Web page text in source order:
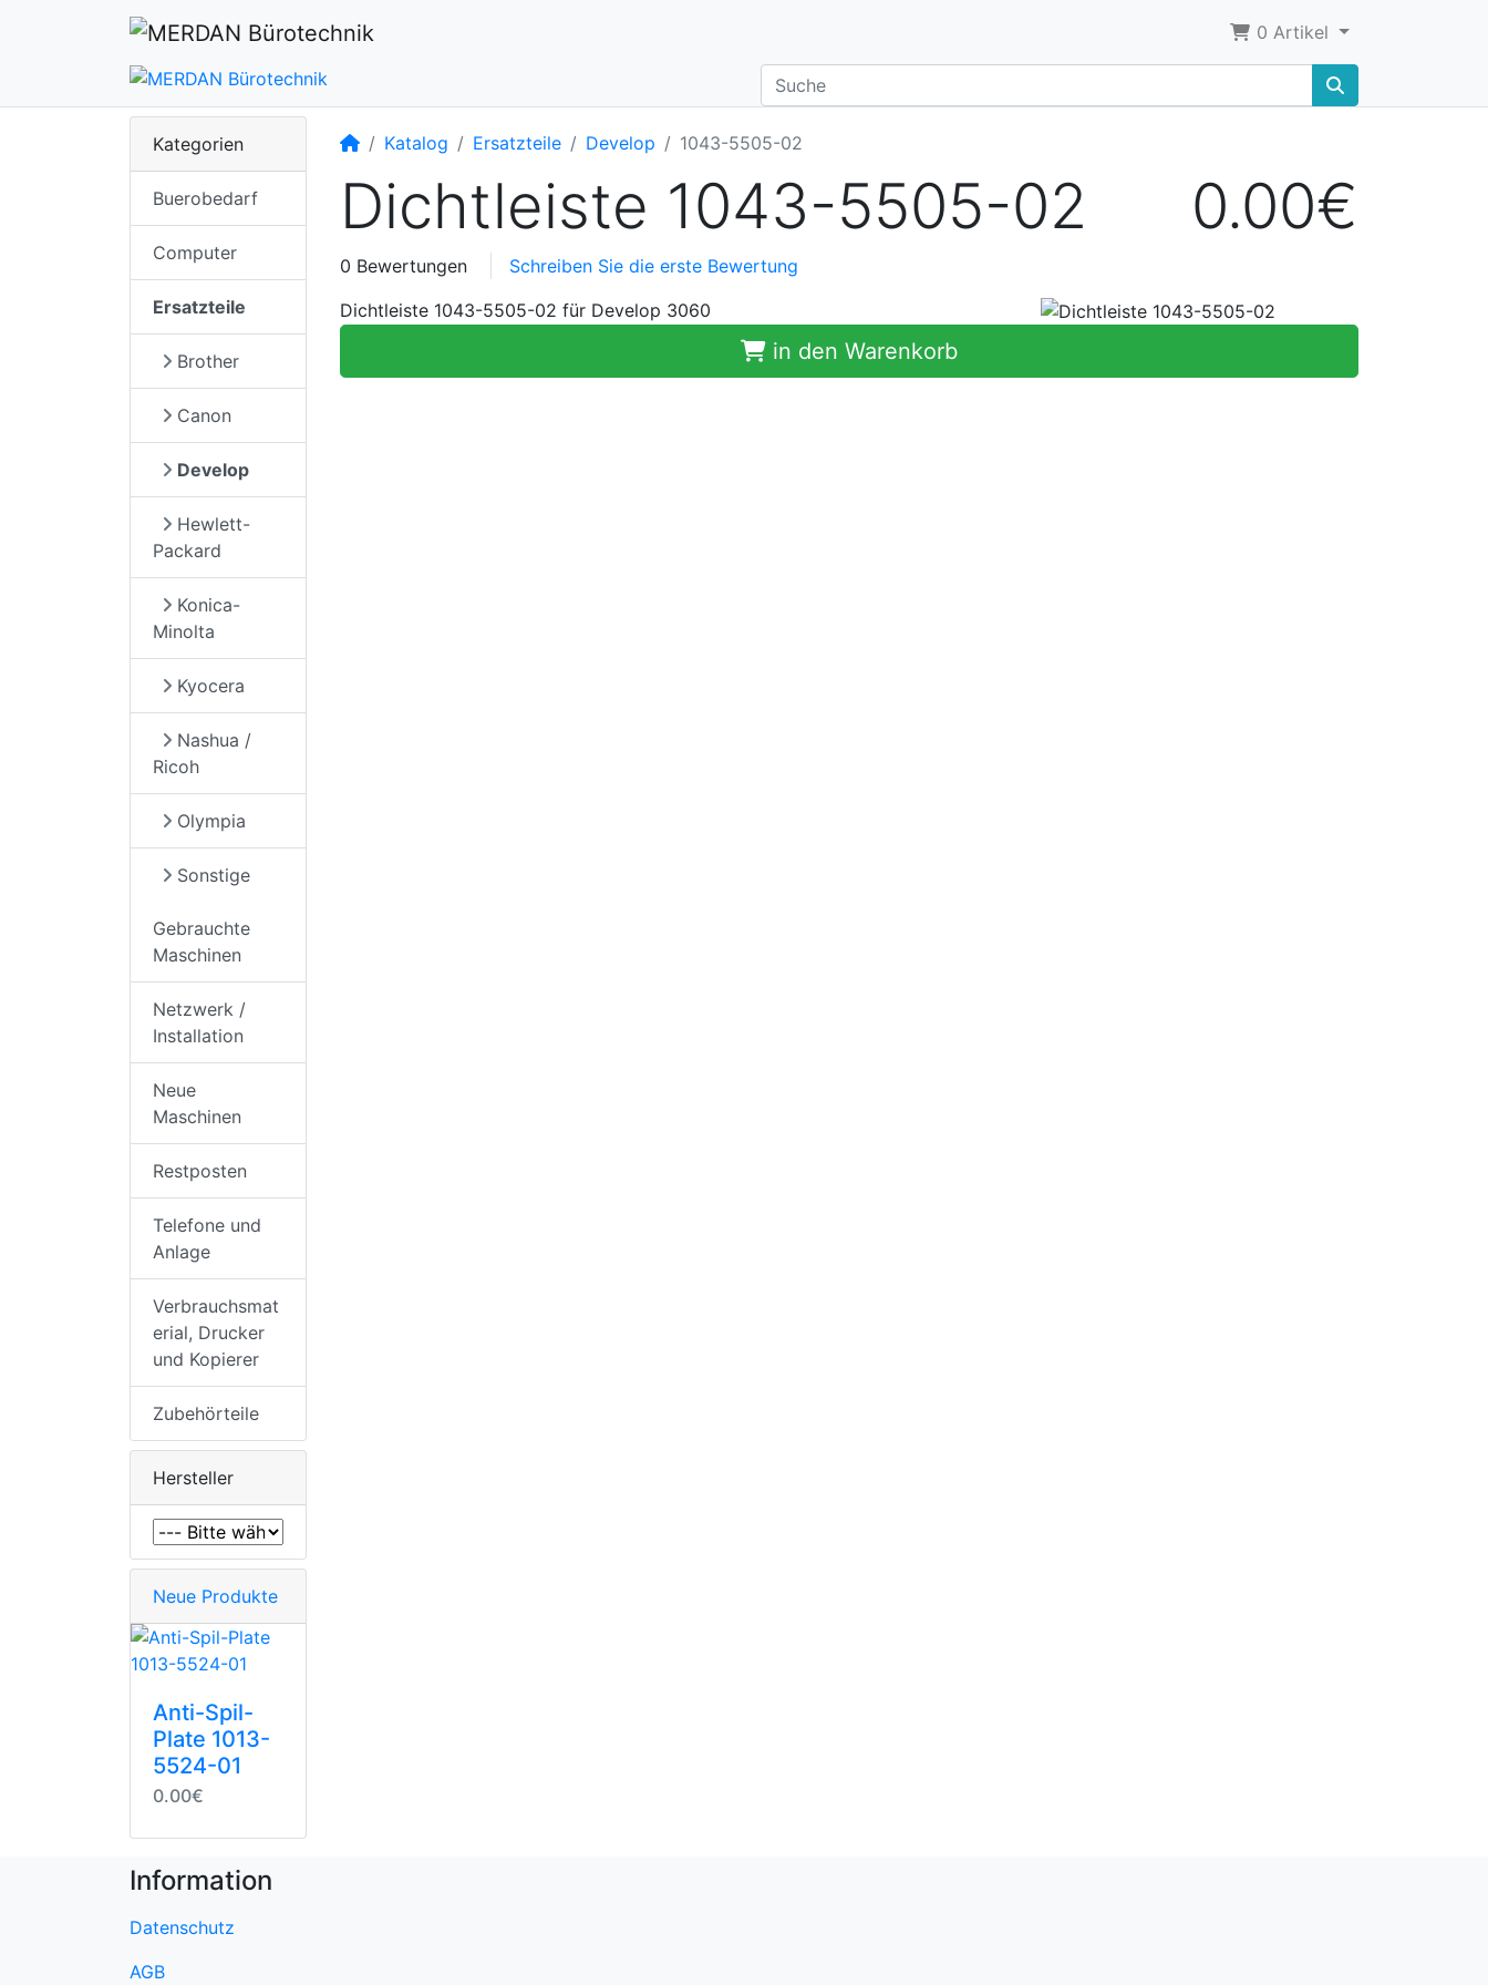
0 Artikel
Startseite
Katalog Ersatzteile Develop 1043-5505-02
Dichtleiste 1043-5505-02 0.00€
0 Bewertungen
Schreiben Sie die erste Bewertung
Dichtleiste 1043-5505-02 für Develop 3060
in den Warenkorb
Kategorien
Buerobedarf
Computer
Ersatzteile
Brother
Canon
Develop
Hewlett-
Packard
Konica-
Minolta
Kyocera
Nashua /
Ricoh
Olympia
Sonstige
Gebrauchte
Maschinen
Netzwerk /
Installation
Neue
Maschinen
Restposten
Telefone und
Anlage
Verbrauchsmat
erial, Drucker
und Kopierer
Zubehörteile
Hersteller
Neue Produkte
Anti-Spil-
Plate 1013-
5524-01
0.00€
Information
Datenschutz
AGB